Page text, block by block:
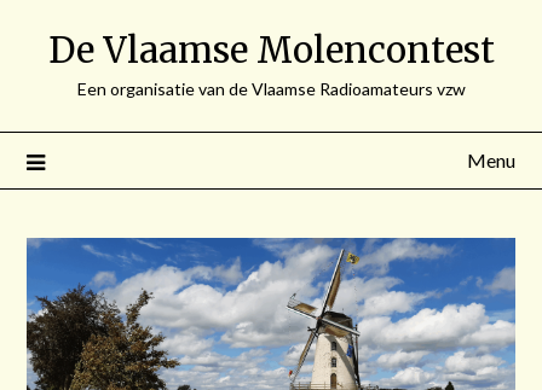
De Vlaamse Molencontest
Een organisatie van de Vlaamse Radioamateurs vzw
Menu